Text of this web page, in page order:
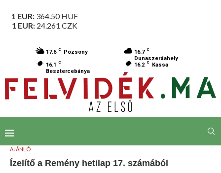
1 EUR: 364.50HUF
1 EUR: 24.261 CZK
17.6 C Pozsony 16.7 C
Dunaszerdahely
16.1 C
Besztercebánya
16.2 C Kassa
AJÁNLÓ
Ízelítő a Remény hetilap 17. számából